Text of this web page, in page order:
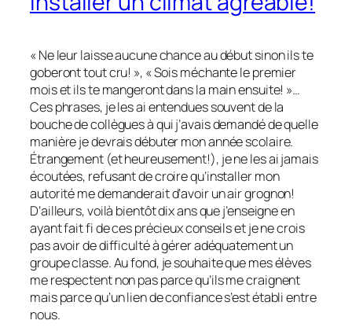
« Ne leur laisse aucune chance au début sinon ils te
goberont tout cru! », « Sois méchante le premier
mois et ils te mangeront dans la main ensuite! »…
Ces phrases, je les ai entendues souvent de la
bouche de collègues à qui j’avais demandé de quelle
manière je devrais débuter mon année scolaire.
Étrangement (et heureusement!), je ne les ai jamais
écoutées, refusant de croire qu’installer mon
autorité me demanderait d’avoir un air grognon!
D’ailleurs, voilà bientôt dix ans que j’enseigne en
ayant fait fi de ces précieux conseils et je ne crois
pas avoir de difficulté à gérer adéquatement un
groupe classe. Au fond, je souhaite que mes élèves
me respectent non pas parce qu’ils me craignent
mais parce qu’un lien de confiance s’est établi entre
nous.